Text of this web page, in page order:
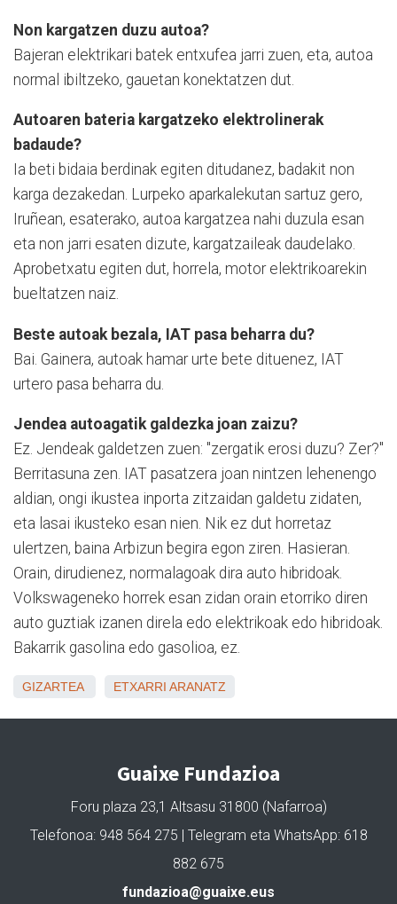
Non kargatzen duzu autoa?
Bajeran elektrikari batek entxufea jarri zuen, eta, autoa
normal ibiltzeko, gauetan konektatzen dut.
Autoaren bateria kargatzeko elektrolinerak
badaude?
Ia beti bidaia berdinak egiten ditudanez, badakit non
karga dezakedan. Lurpeko aparkalekutan sartuz gero,
Iruñean, esaterako, autoa kargatzea nahi duzula esan
eta non jarri esaten dizute, kargatzaileak daudelako.
Aprobetxatu egiten dut, horrela, motor elektrikoarekin
bueltatzen naiz.
Beste autoak bezala, IAT pasa beharra du?
Bai. Gainera, autoak hamar urte bete dituenez, IAT
urtero pasa beharra du.
Jendea autoagatik galdezka joan zaizu?
Ez. Jendeak galdetzen zuen: "zergatik erosi duzu? Zer?"
Berritasuna zen. IAT pasatzera joan nintzen lehenengo
aldian, ongi ikustea inporta zitzaidan galdetu zidaten,
eta lasai ikusteko esan nien. Nik ez dut horretaz
ulertzen, baina Arbizun begira egon ziren. Hasieran.
Orain, dirudienez, normalagoak dira auto hibridoak.
Volkswageneko horrek esan zidan orain etorriko diren
auto guztiak izanen direla edo elektrikoak edo hibridoak.
Bakarrik gasolina edo gasolioa, ez.
GIZARTEA ETXARRI ARANATZ
Guaixe Fundazioa
Foru plaza 23,1 Altsasu 31800 (Nafarroa)
Telefonoa: 948 564 275 | Telegram eta WhatsApp: 618
882 675
fundazioa@guaixe.eus